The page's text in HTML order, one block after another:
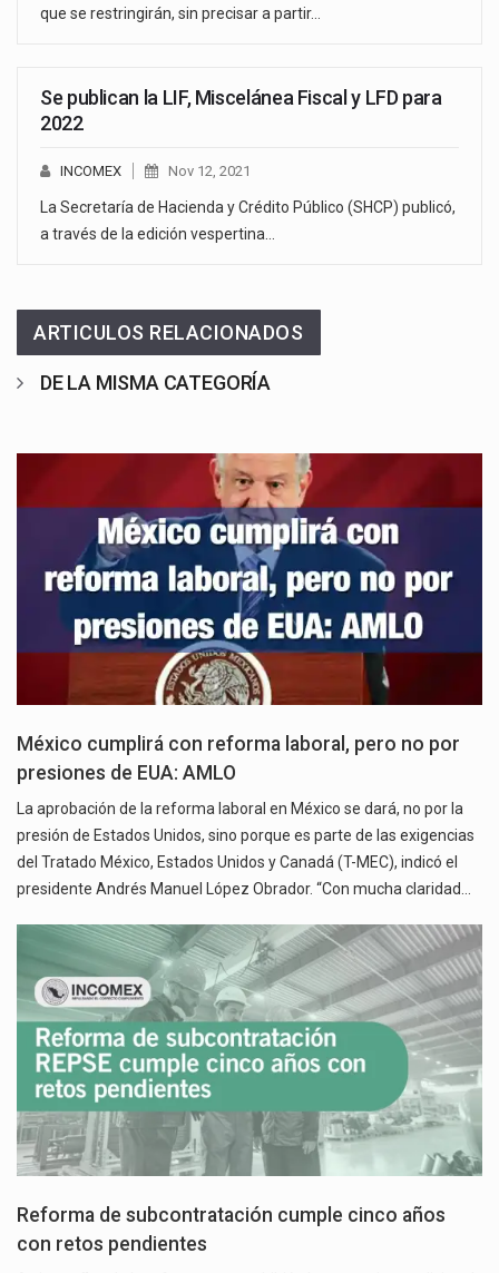
que se restringirán, sin precisar a partir…
Se publican la LIF, Miscelánea Fiscal y LFD para
2022
INCOMEX Nov 12, 2021
La Secretaría de Hacienda y Crédito Público (SHCP) publicó,
a través de la edición vespertina…
ARTICULOS RELACIONADOS
DE LA MISMA CATEGORÍA
México cumplirá con reforma laboral, pero no por
presiones de EUA: AMLO
La aprobación de la reforma laboral en México se dará, no por la
presión de Estados Unidos, sino porque es parte de las exigencias
del Tratado México, Estados Unidos y Canadá (T-MEC), indicó el
presidente Andrés Manuel López Obrador. “Con mucha claridad…
Reforma de subcontratación cumple cinco años
con retos pendientes